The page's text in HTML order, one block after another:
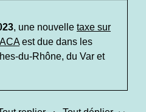
, une nouvelle taxe sur
est due dans les
du-Rhône, du Var et